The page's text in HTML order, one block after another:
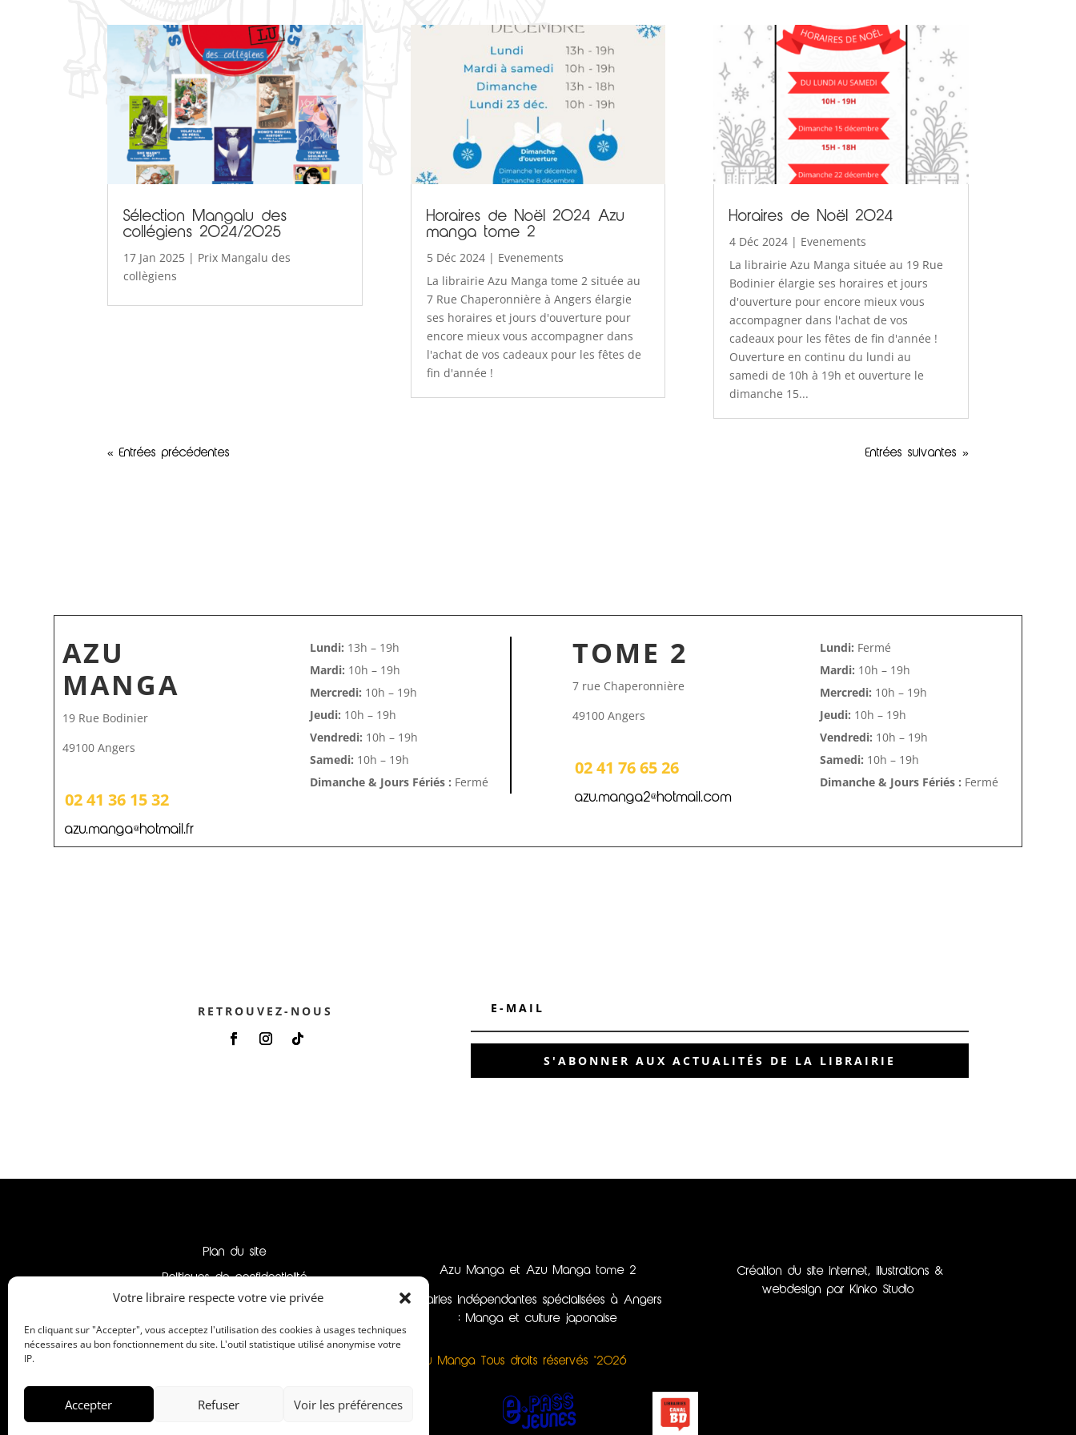
Votre libraire respecte votre vie privée
En cliquant sur "Accepter", vous acceptez l'utilisation des cookies à usages techniques
nécessaires au bon fonctionnement du site. L'outil statistique utilisé anonymise votre
IP.
Accepter Refuser Voir les préférences
Sélection Mangalu des
collégiens 2024/2025
17 Jan 2025 | Prix Mangalu des
collègiens
Horaires de Noël 2024 Azu
manga tome 2
5 Déc 2024| Evenements
La librairie Azu Manga tome 2 située au
7 Rue Chaperonnière à Angers élargie
ses horaires et jours d'ouverture pour
encore mieux vous accompagner dans
l'achat de vos cadeaux pour les fêtes de
fin d'année !
Horaires de Noël 2024
4 Déc 2024| Evenements
La librairie Azu Manga située au 19 Rue
Bodinier élargie ses horaires et jours
d'ouverture pour encore mieux vous
accompagner dans l'achat de vos
cadeaux pour les fêtes de fin d'année !
Ouverture en continu du lundi au
samedi de 10h à 19h et ouverture le
dimanche 15...
« Entrées précédentes Entrées suivantes »
AZU
MANGA
19 Rue Bodinier
49100 Angers
02 41 36 15 32
azu.manga@hotmail.fr
Lundi: 13h – 19h
Mardi: 10h – 19h
Mercredi: 10h – 19h
Jeudi: 10h – 19h
Vendredi: 10h – 19h
Samedi: 10h – 19h
Dimanche & Jours Fériés : Fermé
TOME 2
7 rue Chaperonnière
49100 Angers
02 41 76 65 26
azu.manga2@hotmail.com
Lundi: Fermé
Mardi: 10h – 19h
Mercredi: 10h – 19h
Jeudi: 10h – 19h
Vendredi: 10h – 19h
Samedi: 10h – 19h
Dimanche & Jours Fériés : Fermé
RETROUVEZ-NOUS
S'ABONNER AUX ACTUALITÉS DE LA LIBRAIRIE
Plan du site
Politiques de confidentialité
Mentions légales
Azu Manga et Azu Manga tome 2
librairies indépendantes spécialisées à Angers
: Manga et culture japonaise
Azu Manga Tous droits réservés ©2026
Création du site internet, illustrations &
webdesign par Kinko Studio